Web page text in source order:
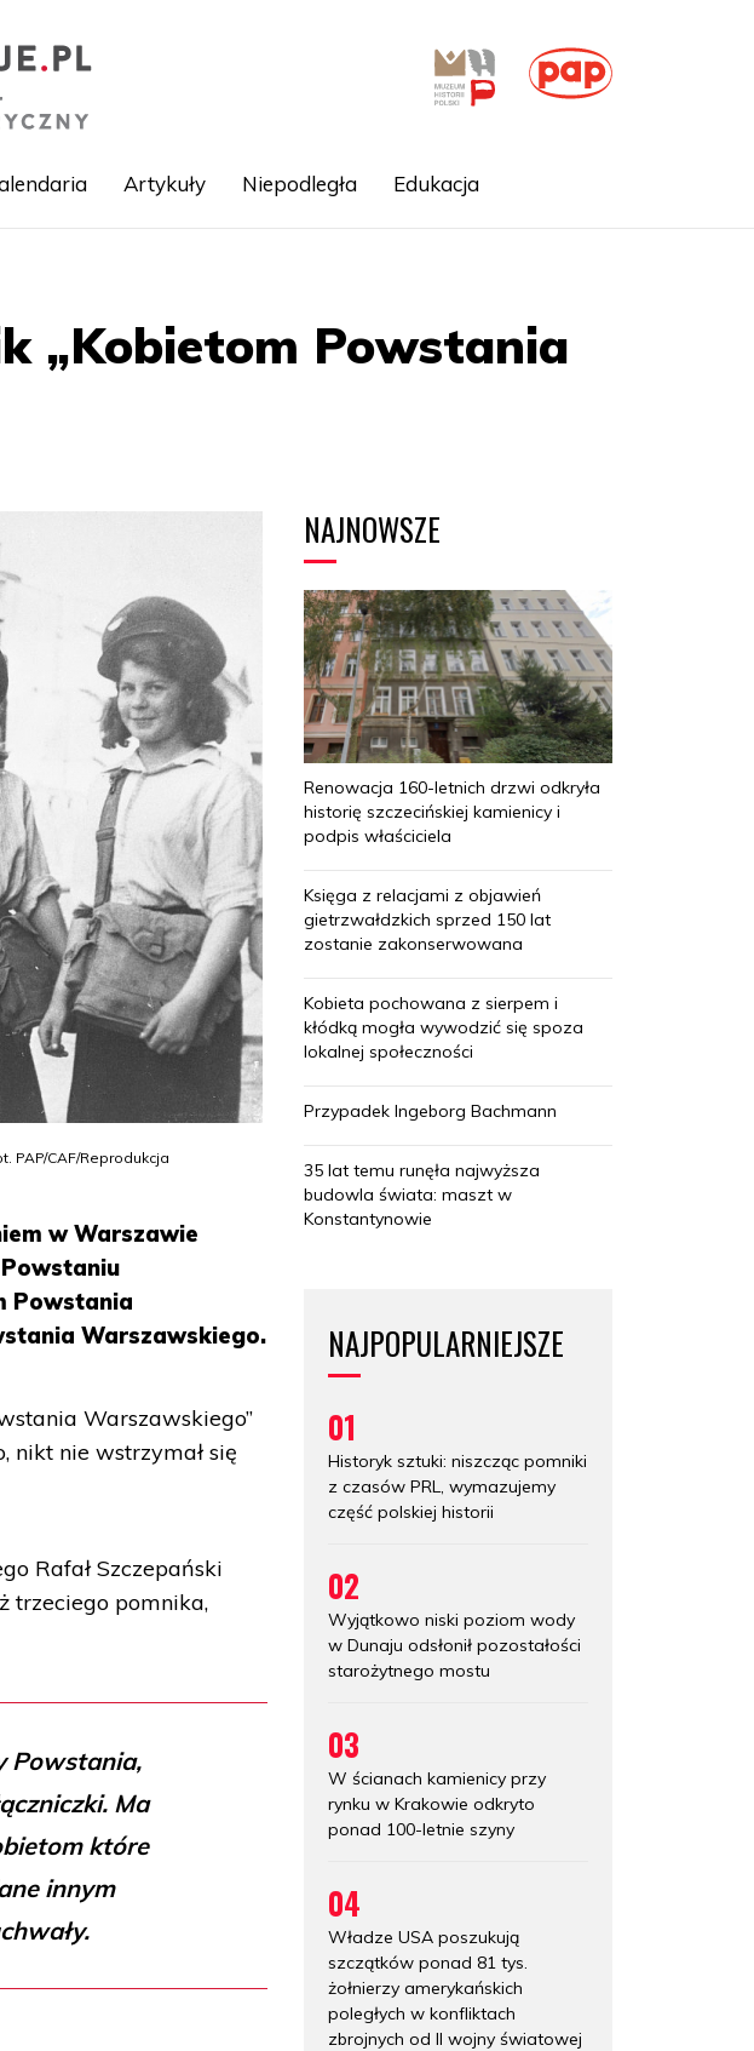
Artykuły Niepodległa Edukacja
„Kobietom Powstania
PAP/CAF/Reprodukcja
w Warszawie
Powstania
Warszawskiego.
Warszawskiego”
nikt nie wstrzymał się
Rafał Szczepański
trzeciego pomnika,
Powstania,
Ma
które
innym
NAJNOWSZE
Renowacja 160-letnich drzwi odkryła
historię szczecińskiej kamienicy i
podpis właściciela
Księga z relacjami z objawień
gietrzwałdzkich sprzed 150 lat
zostanie zakonserwowana
Kobieta pochowana z sierpem i
kłódką mogła wywodzić się spoza
lokalnej społeczności
Przypadek Ingeborg Bachmann
35 lat temu runęła najwyższa
budowla świata: maszt w
Konstantynowie
NAJPOPULARNIEJSZE
01
Historyk sztuki: niszcząc pomniki
z czasów PRL, wymazujemy
część polskiej historii
02
Wyjątkowo niski poziom wody
w Dunaju odsłonił pozostałości
starożytnego mostu
03
W ścianach kamienicy przy
rynku w Krakowie odkryto
ponad 100-letnie szyny
04
Władze USA poszukują
szczątków ponad 81 tys.
żołnierzy amerykańskich
poległych w konfliktach
zbrojnych od II wojny światowej